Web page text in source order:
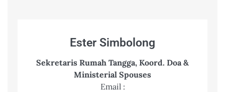
Ester Simbolong
Sekretaris Rumah Tangga, Koord. Doa &
Ministerial Spouses
Email :